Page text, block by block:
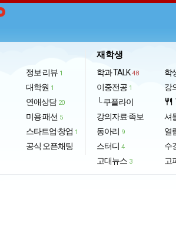
정보·리뷰 1
대학원 1
연애상담 20
미용·패션 5
스타트업·창업 1
공식 오픈채팅
재학생
학과 TALK 48
이중전공 1
└ 쿠플라이
강의자료·족보
동아리 9
스터디 4
고대뉴스 3
학
강
restaurant
셔
열
수
고